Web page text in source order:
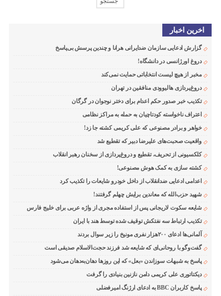
اخرین اخبار
گزارش ادعایی سازمان ضدایرانی هرانا و چندین پرسش بی‌پاسخ
دروغ اورژانسی در دانشگاه!
مخبر از هیچ لیست انتخاباتی حمایت نمی‌کند
دروغ‌پردازی هالیوودی منافقین در تهران
تکذیب خبر صدور حکم اعدام برای دختر نوجوان در گرگان
اعتراف ناخواسته کودتاچیان به حمله به مراکز نظامی
خواهر و برادر مصنوعی که علی کریمی کشته جا زد!
واقعیت صحبت‌های علیرضا دبیر که تقطیع شد
کلکسیونی از تحریف، تقطیع و دروغ‌پردازی از سخنان رهبر انقلاب
کشته سازی به کمک هوش مصنوعی!
اعدامی ادعایی ضدانقلاب از داخل خودرو شایعات را تکذیب کرد
شهید حزب‌الله که معاندین برایش چهلم گرفتند!
شایعه سکوت لاریجانی پس از استفاده مجری از واژه عربی برای خلیج فارس
تکذیب ارتباط سه نفتکش توقیف شده توسط هند با ایران
آلمانی‌ها ادعای ۲۰۰هزار نفری مونیخ را زیر سوال بردند
گفت‌وگو با روحانی‌ای که شایعه شد فرزند حجت‌الاسلام صدیقی است
پاسخ به شبهات سوزاندن «بعل» که این روزها دهان‌به‌دهان می‌شود
دیکتاتوری علی کریمی دامن نازنین بنیادی را گرفت
پاسخ کاربران BBC به ادعای ارژنگ امیرفضلی